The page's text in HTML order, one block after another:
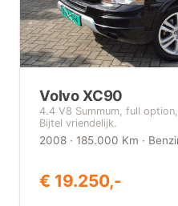
Volvo XC90
4.4 V8 Summum, full
Bijtel vriendelijk.
2008 · 185.000 Km ·
€ 19.250,-